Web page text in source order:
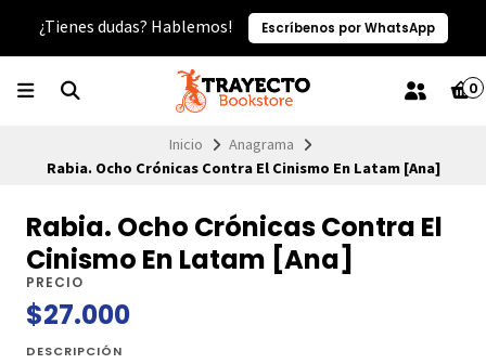
¿Tienes dudas? Hablemos! Escríbenos por WhatsApp
0
Inicio
Anagrama
Rabia. Ocho Crónicas Contra El Cinismo En Latam [Ana]
Rabia. Ocho Crónicas Contra El
Cinismo En Latam [Ana]
PRECIO
$27.000
DESCRIPCIÓN